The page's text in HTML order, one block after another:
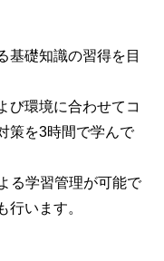
基礎知識の習得を目
び環境に合わせてコ
策を3時間で学んで
る学習管理が可能で
行います。